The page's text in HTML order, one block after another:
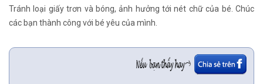
Tránh loại giấy trơn và bóng, ảnh hưởng tới nét chữ của bé. Chúc
các bạn thành công với bé yêu của mình.